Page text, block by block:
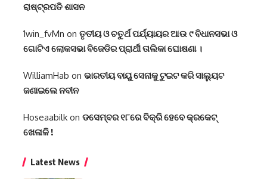
ରାଷ୍ଟ୍ରପତି ଶାସନ
1win_fvMn on ତୃତୀୟ ଓ ଚତୁର୍ଥ ପର୍ଯ୍ୟାୟର ଆଉ ୯ ବିଧାନସଭା ଓ
ଗୋଟିଏ ଲୋକସଭା ବିଜେଡିର ପ୍ରାର୍ଥୀ ତାଲିକା ଘୋଷଣା ।
WilliamHab on ଭାରତୀୟ ବାୟୁ ସେନାକୁ ଟୁଇଟ କରି ସାଲ୍ୟୁଟ
ଜଣାଇଲେ ନବୀନ
Hoseaabilk on ଡସେମ୍ବର ୧୮ରେ ବିକ୍ରି ହେବେ କ୍ରକେଟ୍
ଖେଳାଳି !
Latest News